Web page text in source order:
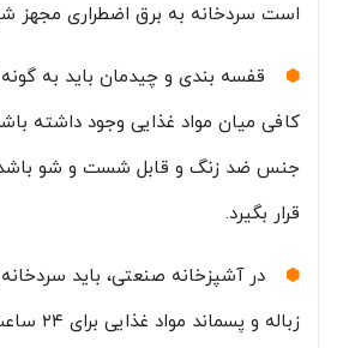
است سردخانه به برق اضطراری مجهز
قفسه بندی و چیدمان باید به
کافی میان مواد غذایی وجود داشته
جنس ضد زنگ و قابل شست و شو باشد
قرار بگیرد.
در آشپزخانه صنعتی، باید سردخانه
زباله و